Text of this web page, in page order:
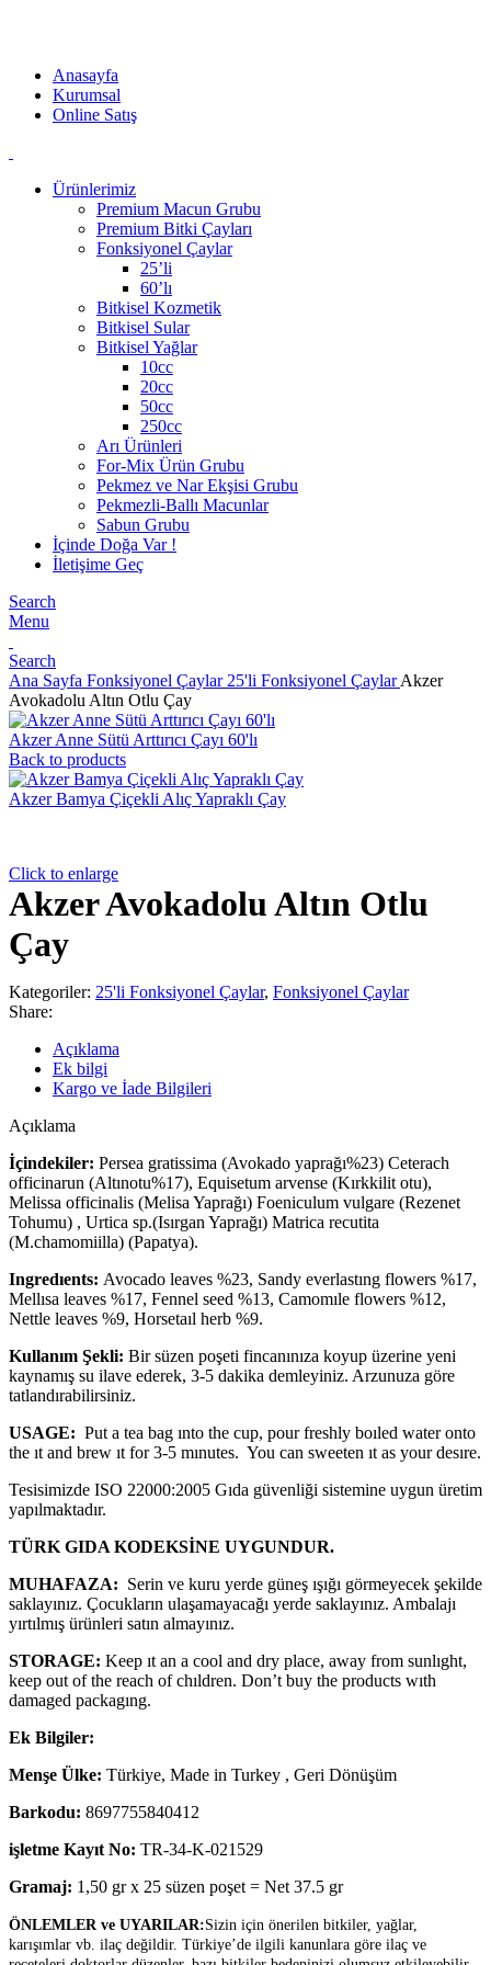
Anasayfa
Kurumsal
Online Satış
Ürünlerimiz
Premium Macun Grubu
Premium Bitki Çayları
Fonksiyonel Çaylar
25’li
60’lı
Bitkisel Kozmetik
Bitkisel Sular
Bitkisel Yağlar
10cc
20cc
50cc
250cc
Arı Ürünleri
For-Mix Ürün Grubu
Pekmez ve Nar Ekşisi Grubu
Pekmezli-Ballı Macunlar
Sabun Grubu
İçinde Doğa Var !
İletişime Geç
Search
Menu
Search
Ana Sayfa Fonksiyonel Çaylar 25'li Fonksiyonel ÇaylarAkzer
Avokadolu Altın Otlu Çay
Akzer Anne Sütü Arttırıcı Çayı 60'lı
Back to products
Akzer Bamya Çiçekli Alıç Yapraklı Çay
Click to enlarge
Akzer Avokadolu Altın Otlu
Çay
Kategoriler: 25'li Fonksiyonel Çaylar, Fonksiyonel Çaylar
Share:
Açıklama
Ek bilgi
Kargo ve İade Bilgileri
Açıklama
İçindekiler: Persea gratissima (Avokado yaprağı%23) Ceterach
officinarun (Altınotu%17), Equisetum arvense (Kırkkilit otu),
Melissa officinalis (Melisa Yaprağı) Foeniculum vulgare (Rezenet
Tohumu) , Urtica sp.(Isırgan Yaprağı) Matrica recutita
(M.chamomiilla) (Papatya).
Ingredıents: Avocado leaves %23, Sandy everlastıng flowers %17,
Mellısa leaves %17, Fennel seed %13, Camomıle flowers %12,
Nettle leaves %9, Horsetaıl herb %9.
Kullanım Şekli: Bir süzen poşeti fincanınıza koyup üzerine yeni
kaynamış su ilave ederek, 3-5 dakika demleyiniz. Arzunuza göre
tatlandırabilirsiniz.
USAGE: Put a tea bag ınto the cup, pour freshly boıled water onto
the ıt and brew ıt for 3-5 mınutes. You can sweeten ıt as your desıre.
Tesisimizde ISO 22000:2005 Gıda güvenliği sistemine uygun üretim
yapılmaktadır.
TÜRK GIDA KODEKSİNE UYGUNDUR.
MUHAFAZA: Serin ve kuru yerde güneş ışığı görmeyecek şekilde
saklayınız. Çocukların ulaşamayacağı yerde saklayınız. Ambalajı
yırtılmış ürünleri satın almayınız.
STORAGE: Keep ıt an a cool and dry place, away from sunlıght,
keep out of the reach of chıldren. Don’t buy the products wıth
damaged packagıng.
Ek Bilgiler:
Menşe Ülke: Türkiye, Made in Turkey , Geri Dönüşüm
Barkodu: 8697755840412
işletme Kayıt No: TR-34-K-021529
Gramaj: 1,50 gr x 25 süzen poşet = Net 37.5 gr
ÖNLEMLER ve UYARILAR:Sizin için önerilen bitkiler, yağlar,
karışımlar vb. ilaç değildir. Türkiye’de ilgili kanunlara göre ilaç ve